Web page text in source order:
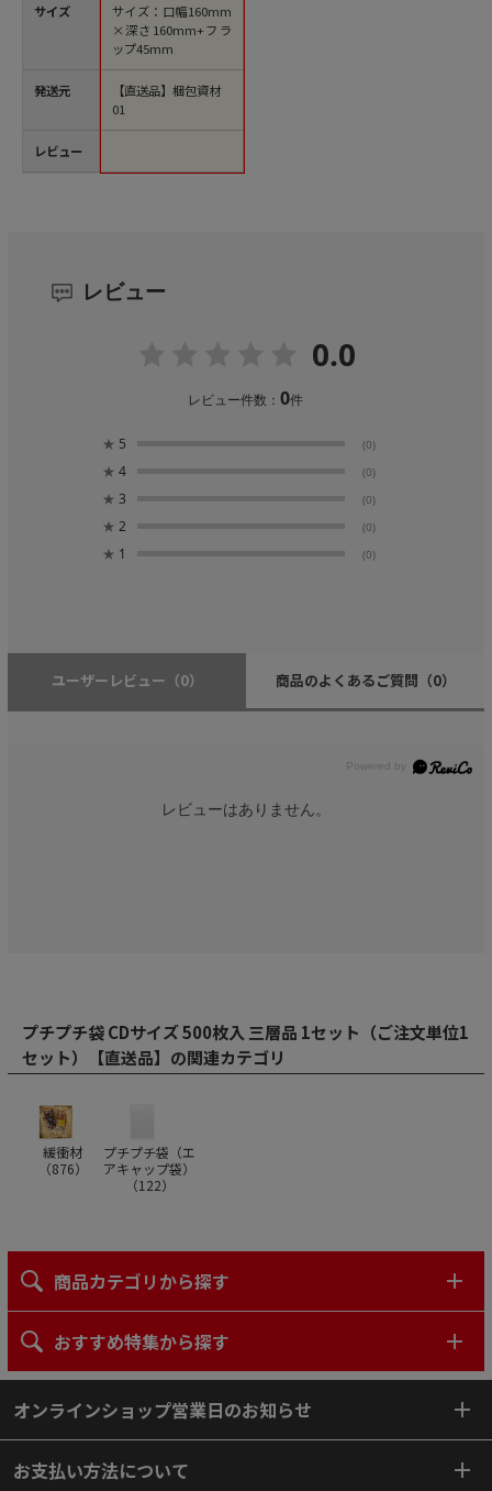
サイズ
発送元
レビュー
サイズ：口幅160mm
×深さ160mm+フラ
ップ45mm
【直送品】梱包資材
01
レビュー
0.0
レビュー件数：0件
★ 5 (0)
★ 4 (0)
★ 3 (0)
★ 2 (0)
★ 1 (0)
ユーザーレビュー （0） 商品のよくあるご質問 （0）
レビューはありません。
プチプチ袋 CDサイズ 500枚入 三層品 1セット（ご注文単位1
セット）【直送品】の関連カテゴリ
緩衝材
（876）
プチプチ袋（エ
アキャップ袋）
（122）
商品カテゴリから探す
おすすめ特集から探す
オンラインショップ営業日のお知らせ
お支払い方法について